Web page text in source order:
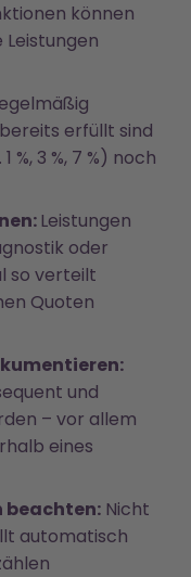
können
erfüllt sind
%, 3 %, 7 %) noch
Leistungen
oder
so verteilt
Quoten
und
– vor allem
eines
beachten: Nicht
automatisch